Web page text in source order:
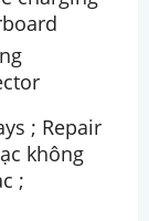
; Repair
không
;